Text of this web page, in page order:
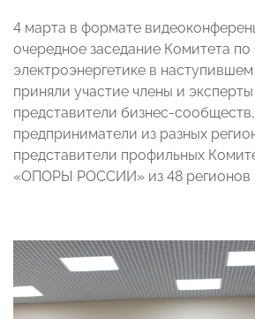
4 марта в формате
очередное заседание Комитета по
электроэнергетике в
приняли участие члены и
представители бизнес-
предприниматели из разных
представители профильных
«ОПОРЫ РОССИИ» из 48 регионов